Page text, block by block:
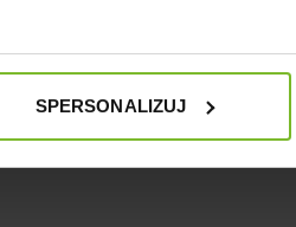
SPERSONALIZUJ